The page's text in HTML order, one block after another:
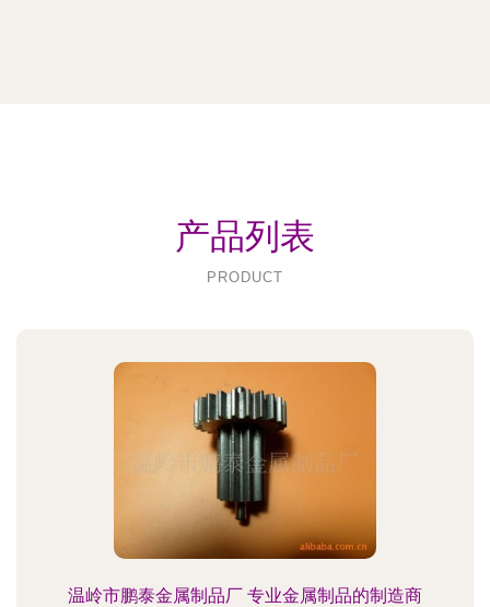
产品列表
PRODUCT
温岭市鹏泰金属制品厂 专业金属制品的制造商